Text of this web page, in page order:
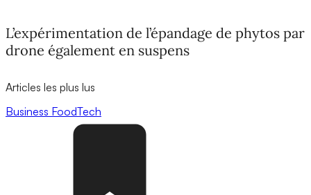
L’expérimentation de l’épandage de phytos par
drone également en suspens
Articles les plus lus
Business FoodTech